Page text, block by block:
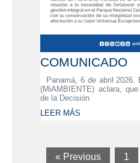
COMUNICADO
Panamá, 6 de abril 2026.
(MiAMBIENTE) aclara,
de la Decisión
LEER MÁS
« Previous 1